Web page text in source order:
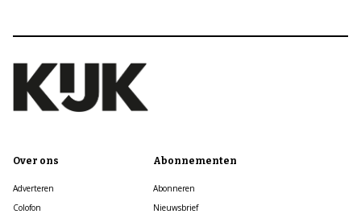
Over ons
Adverteren
Colofon
Abonnementen
Abonneren
Nieuwsbrief